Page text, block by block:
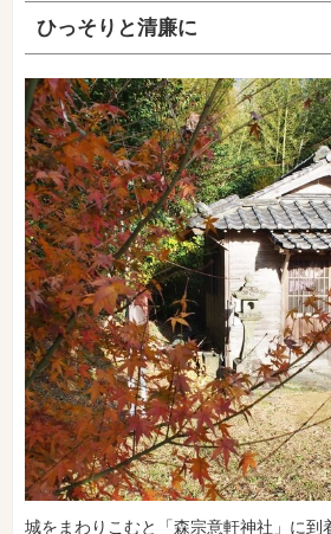
ひっそりと清廉に
城をまわりこむと「森宗意軒神社」に到